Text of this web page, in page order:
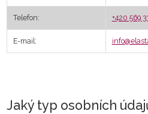
Telefon: +420 569
E-mail:
Jaký typ osobních